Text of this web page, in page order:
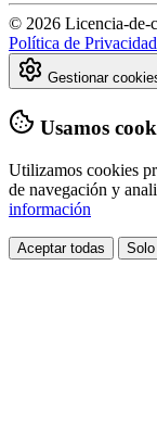
© 2026 Licencia-de-
Política de Privacidad
Gestionar
Usamos
Utilizamos cookies
de navegación y
información
Aceptar todas